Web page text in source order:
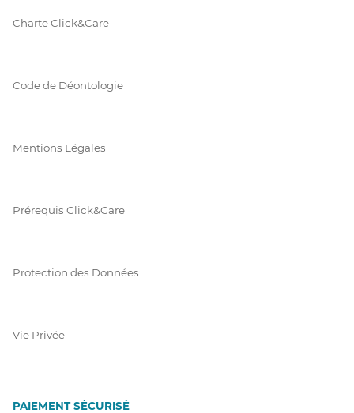
Charte Click&Care
Code de Déontologie
Mentions Légales
Prérequis Click&Care
Protection des Données
Vie Privée
PAIEMENT SÉCURISÉ